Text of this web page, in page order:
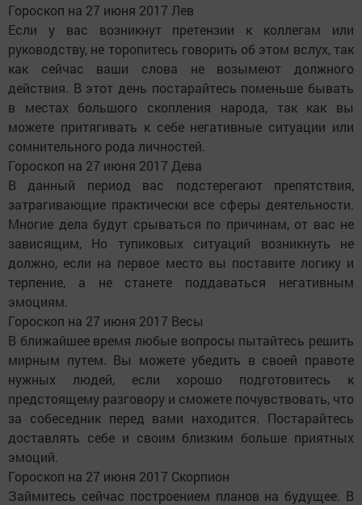
Гороскоп на 27 июня 2017 Лев
Если у вас возникнут претензии к коллегам или
руководству, не торопитесь говорить об этом вслух, так
как сейчас ваши слова не возымеют должного
действия. В этот день постарайтесь поменьше бывать
в местах большого скопления народа, так как вы
можете притягивать к себе негативные ситуации или
сомнительного рода личностей.
Гороскоп на 27 июня 2017 Дева
В данный период вас подстерегают препятствия,
затрагивающие практически все сферы деятельности.
Многие дела будут срываться по причинам, от вас не
зависящим, Но тупиковых ситуаций возникнуть не
должно, если на первое место вы поставите логику и
терпение, а не станете поддаваться негативным
эмоциям.
Гороскоп на 27 июня 2017 Весы
В ближайшее время любые вопросы пытайтесь решить
мирным путем. Вы можете убедить в своей правоте
нужных людей, если хорошо подготовитесь к
предстоящему разговору и сможете почувствовать, что
за собеседник перед вами находится. Постарайтесь
доставлять себе и своим близким больше приятных
эмоций.
Гороскоп на 27 июня 2017 Скорпион
Займитесь сейчас построением планов на будущее. В